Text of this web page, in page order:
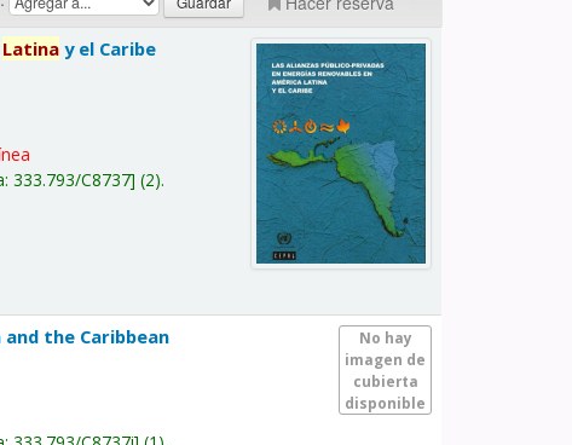
Latina y el Caribe
333.793/C8737 (2).
No hay
imagen de
cubierta
disponible
the Caribbean